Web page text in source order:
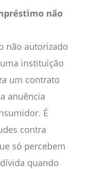
não
não autorizado
instituição
um contrato
anuência
É
contra
só percebem
quando